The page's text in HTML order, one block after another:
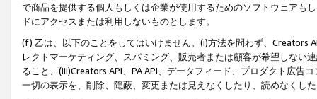
で商品を提供する個人もしくは企業が使用するためのソフトウェアも
ドにアクセスまたは利用しないものとします。
(f) 乙は、以下のことをしてはいけません。(i)方法を問わず、Creators
レクトマーケティング、スパミング、販売者または顧客が希望しない
ること、(iii)Creators API、PA API、データフィード、プロダクト広告
一切の表示を、削除、隠蔽、変更または見えなくしたり、読めなくし